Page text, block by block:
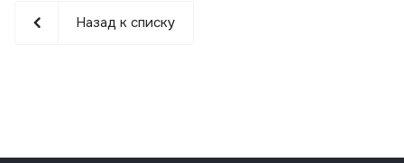
Назад к списку